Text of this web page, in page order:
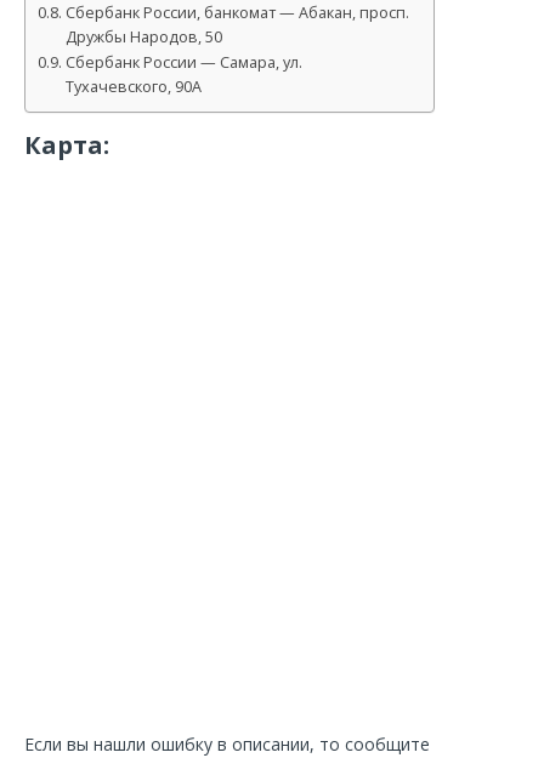
Сбербанк России, банкомат — Абакан, просп.
Дружбы Народов, 50
Сбербанк России — Самара, ул.
Тухачевского, 90А
Карта:
Если вы нашли ошибку в описании, то сообщите